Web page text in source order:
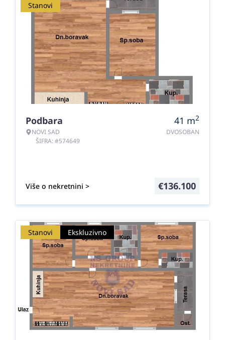
Stanovi
Podbara
NOVI SAD
ŠIFRA: #574649
41 m2
DVOSOBAN
Više o nekretnini > €136.100
Stanovi Ekskluzivno